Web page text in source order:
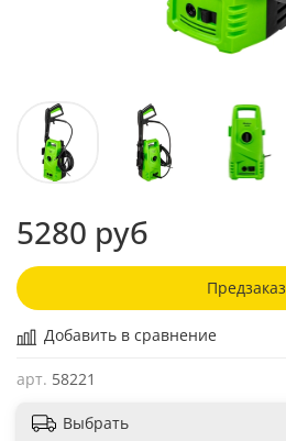
Добавить в сравнение
арт. 58221
5280 руб
Предзаказ
Выбрать